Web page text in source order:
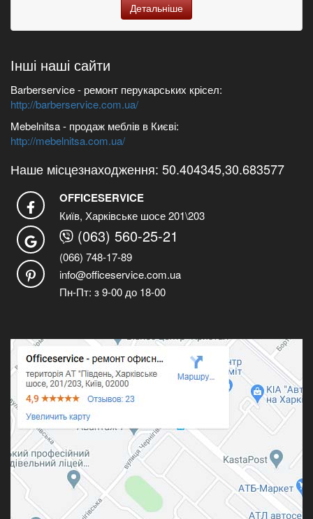
Детальніше
Інші наші сайти
Barberservice - ремонт перукарських крісел:
http://barberservice.com.ua/
Mebelnitsa - продаж меблів в Києві:
http://mebelnitsa.com.ua/
Наше місцезнаходження: 50.404345,30.683577
OFFICESERVICE
Київ, Харківське шосе 201\203
(063) 560-25-21
(066) 748-17-89
info@officeservice.com.ua
Пн-Пт: з 9-00 до 18-00